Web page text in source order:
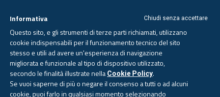
Domenica, 9 agosto 2026
Chiudi senza accettare
Informativa
Questo sito, e gli strumenti di terze parti richiamati, utilizzano
cookie indispensabili per il funzionamento tecnico del sito
stesso e utili ad avere un'esperienza di navigazione
migliorata e funzionale al tipo di dispositivo utilizzato,
secondo le finalità illustrate nella Cookie Policy.
Se vuoi saperne di più o negare il consenso a tutti o ad alcuni
cookie, puoi farlo in qualsiasi momento selezionando